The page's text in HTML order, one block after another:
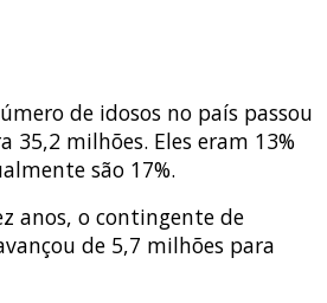
de idosos no país passou
35,2 milhões. Eles eram 13%
são 17%.
anos, o contingente de
de 5,7 milhões para